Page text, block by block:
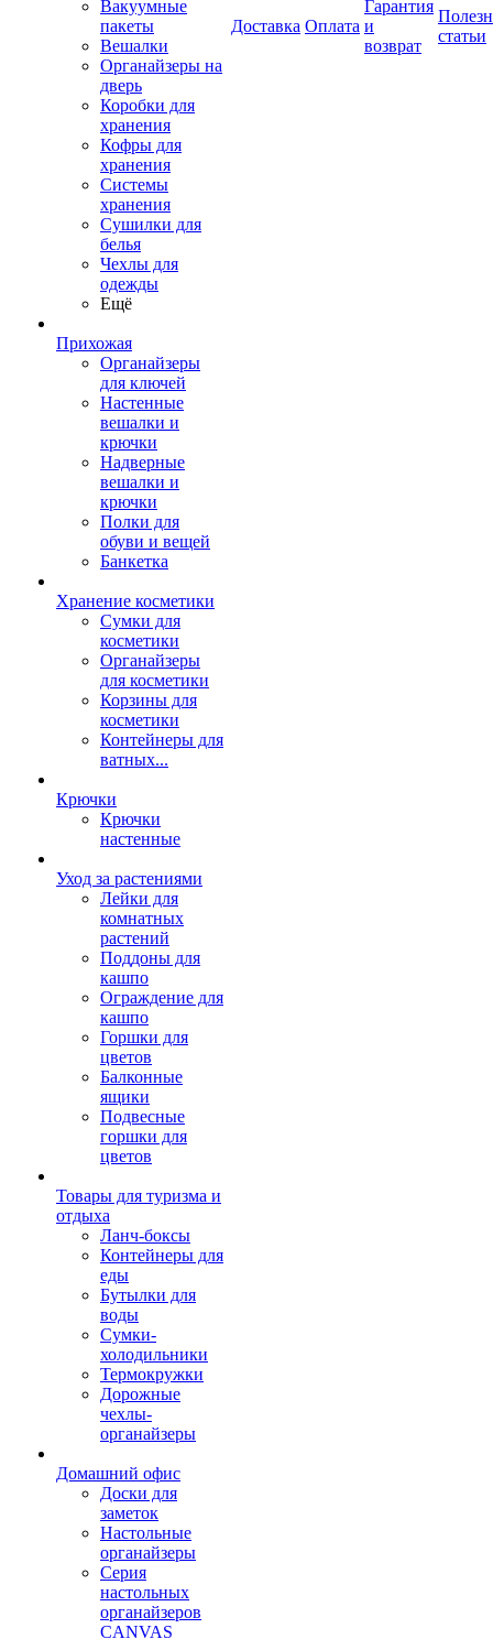
Вакуумные
пакеты
Вешалки
Органайзеры на
дверь
Коробки для
хранения
Кофры для
хранения
Системы
хранения
Сушилки для
белья
Чехлы для
одежды
Ещё
Прихожая
Органайзеры
для ключей
Настенные
вешалки и
крючки
Надверные
вешалки и
крючки
Полки для
обуви и вещей
Банкетка
Хранение косметики
Сумки для
косметики
Органайзеры
для косметики
Корзины для
косметики
Контейнеры для
ватных...
Крючки
Крючки
настенные
Уход за растениями
Лейки для
комнатных
растений
Поддоны для
кашпо
Ограждение для
кашпо
Горшки для
цветов
Балконные
ящики
Подвесные
горшки для
цветов
Товары для туризма и
отдыха
Ланч-боксы
Контейнеры для
еды
Бутылки для
воды
Сумки-
холодильники
Термокружки
Дорожные
чехлы-
органайзеры
Домашний офис
Доски для
заметок
Настольные
органайзеры
Серия
настольных
органайзеров
CANVAS
Доставка Оплата
Гарантия
и
возврат
статьи